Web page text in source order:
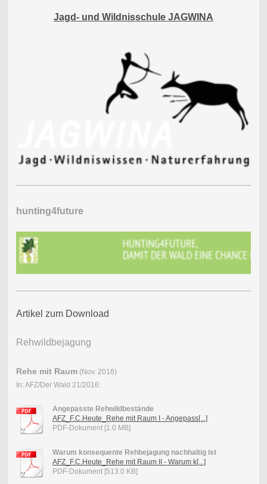
Jagd- und Wildnisschule JAGWINA
hunting4future
Artikel zum Download
Rehwildbejagung
Rehe mit Raum (Nov. 2016)
In: AFZ/Der Wald 21/2016:
Angepasste Rehwildbestände
AFZ_F.C.Heute_Rehe mit Raum I - Angepass[...]
PDF-Dokument [1.0 MB]
Warum konsequente Rehbejagung nachhaltig ist
AFZ_F.C.Heute_Rehe mit Raum II - Warum k[...]
PDF-Dokument [513.0 KB]